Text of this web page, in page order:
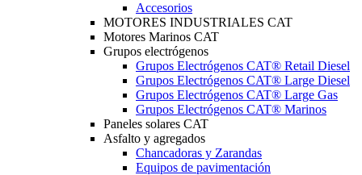
Accesorios
MOTORES INDUSTRIALES CAT
Motores Marinos CAT
Grupos electrógenos
Grupos Electrógenos CAT® Retail Diesel
Grupos Electrógenos CAT® Large Diesel
Grupos Electrógenos CAT® Large Gas
Grupos Electrógenos CAT® Marinos
Paneles solares CAT
Asfalto y agregados
Chancadoras y Zarandas
Equipos de pavimentación